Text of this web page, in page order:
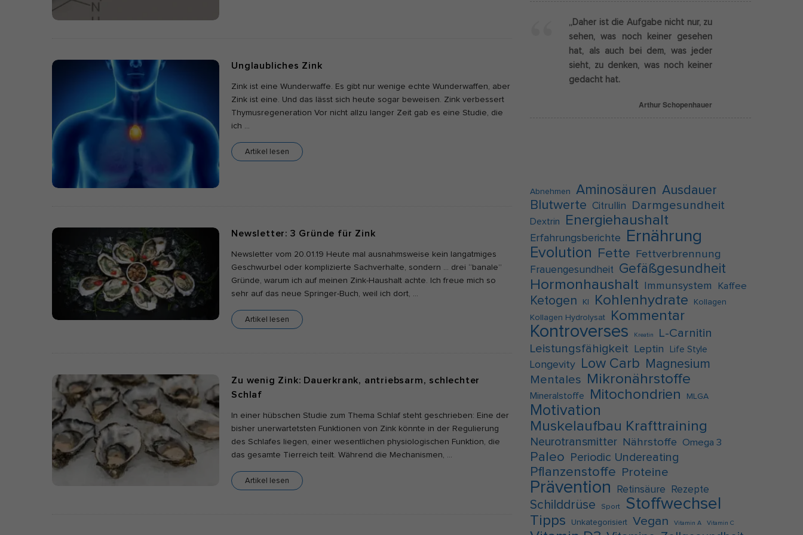
Unglaubliches Zink
Zink ist eine Wunderwaffe. Es gibt nur wenige echte Wunderwaffen, aber
Zink ist eine. Und das lässt sich heute sogar beweisen. Zink verbessert
Thymusregeneration Vor nicht allzu langer Zeit gab es eine Studie, die
ich …
Artikel lesen
Newsletter: 3 Gründe für Zink
Newsletter vom 20.01.19 Heute mal ausnahmsweise kein langatmiges
Geschwurbel oder komplizierte Sachverhalte, sondern … drei “banale”
Gründe, warum ich auf meinen Zink-Haushalt achte. Ich freue mich so
sehr auf das neue Springer-Buch, weil ich dort, …
Artikel lesen
Zu wenig Zink: Dauerkrank, antriebsarm, schlechter
Schlaf
In einer hübschen Studie zum Thema Schlaf steht geschrieben: Eine der
bisher unerwartetsten Funktionen von Zink könnte in der Regulierung
des Schlafes liegen, einer wesentlichen physiologischen Funktion, die
das gesamte Tierreich teilt. Während die Mechanismen, …
Artikel lesen
„Daher ist die Aufgabe nicht nur, zu
sehen, was noch keiner gesehen
hat, als auch bei dem, was jeder
sieht, zu denken, was noch keiner
gedacht hat.
Arthur Schopenhauer
Abnehmen Aminosäuren Ausdauer
Blutwerte
Citrullin Darmgesundheit
Dextrin Energiehaushalt
Erfahrungsberichte Ernährung
Evolution Fette Fettverbrennung
Frauengesundheit Gefäßgesundheit
Hormonhaushalt Immunsystem Kaffee
Ketogen KI Kohlenhydrate
Kollagen
Kollagen Hydrolysat
Kommentar
Kontroverses Kreatin
L-Carnitin
Leistungsfähigkeit
Leptin Life Style
Longevity Low Carb Magnesium
Mentales Mikronährstoffe
Mineralstoffe Mitochondrien MLGA
Motivation
Muskelaufbau Krafttraining
Neurotransmitter Nährstoffe Omega 3
Paleo Periodic Undereating
Pflanzenstoffe Proteine
Prävention Retinsäure Rezepte
Schilddrüse Sport Stoffwechsel
Tipps Unkategorisiert Vegan Vitamin A Vitamin C
Externe Medien
blockiert. Wenn Cookies von externen Medien akzeptiert werden, bedarf der Zugriff auf
Datenschutzerklärung